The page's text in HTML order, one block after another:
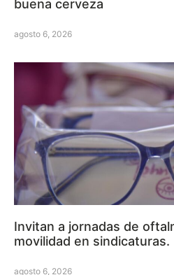
buena cerveza
agosto 6, 2026
Invitan a jornadas de
movilidad en sindicaturas.
agosto 6, 2026